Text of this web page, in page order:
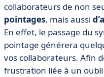
collaborateurs de non
pointages, mais aussi
En effet, le passage du
pointage générera
vos collaborateurs. Afin
frustration liée à un